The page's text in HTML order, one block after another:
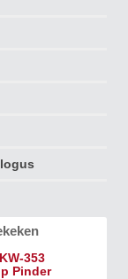
353
Pinder